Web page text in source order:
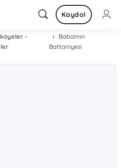
Kaydol
-
Babamın
Battaniyesi